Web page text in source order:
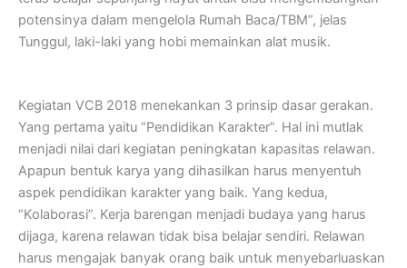
potensinya dalam mengelola Rumah Baca/TBM”, jelas
Tunggul, laki-laki yang hobi memainkan alat musik.
Kegiatan VCB 2018 menekankan 3 prinsip dasar gerakan.
Yang pertama yaitu “Pendidikan Karakter”. Hal ini mutlak
menjadi nilai dari kegiatan peningkatan kapasitas relawan.
Apapun bentuk karya yang dihasilkan harus menyentuh
aspek pendidikan karakter yang baik. Yang kedua,
“Kolaborasi”. Kerja barengan menjadi budaya yang harus
dijaga, karena relawan tidak bisa belajar sendiri. Relawan
harus mengajak banyak orang baik untuk menyebarluaskan